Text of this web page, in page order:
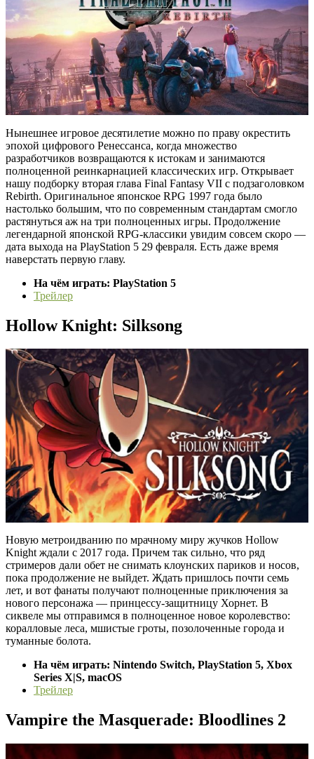
Нынешнее игровое десятилетие можно по праву окрестить
эпохой цифрового Ренессанса, когда множество
разработчиков возвращаются к истокам и занимаются
полноценной реинкарнацией классических игр. Открывает
нашу подборку вторая глава Final Fantasy VII с подзаголовком
Rebirth. Оригинальное японское RPG 1997 года было
настолько большим, что по современным стандартам смогло
растянуться аж на три полноценных игры. Продолжение
легендарной японской RPG-классики увидим совсем скоро —
дата выхода на PlayStation 5 29 февраля. Есть даже время
наверстать первую главу.
На чём играть: PlayStation 5
Трейлер
Hollow Knight: Silksong
Новую метроидванию по мрачному миру жучков Hollow
Knight ждали с 2017 года. Причем так сильно, что ряд
стримеров дали обет не снимать клоунских париков и носов,
пока продолжение не выйдет. Ждать пришлось почти семь
лет, и вот фанаты получают полноценные приключения за
нового персонажа — принцессу-защитницу Хорнет. В
сиквеле мы отправимся в полноценное новое королевство:
коралловые леса, мшистые гроты, позолоченные города и
туманные болота.
На чём играть: Nintendo Switch, PlayStation 5, Xbox
Series X|S, macOS
Трейлер
Vampire the Masquerade: Bloodlines 2